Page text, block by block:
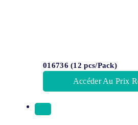
016736 (12 pcs/Pack)
Accéder Au Prix